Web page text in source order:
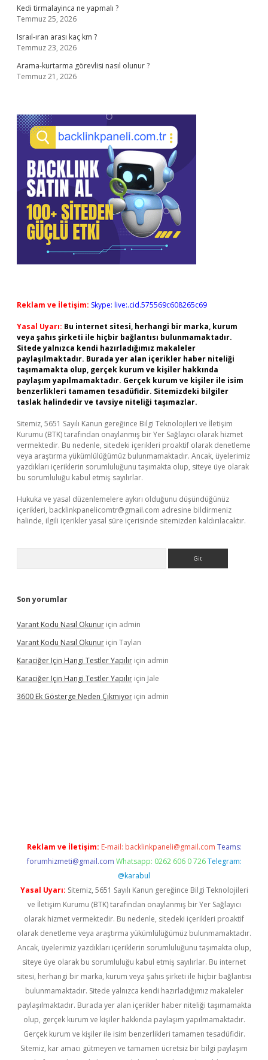
Kedi tirmalayinca ne yapmalı ?
Temmuz 25, 2026
Israıl-ıran arası kaç km ?
Temmuz 23, 2026
Arama-kurtarma görevlisi nasıl olunur ?
Temmuz 21, 2026
Reklam ve İletişim: Skype: live:.cid.575569c608265c69
Yasal Uyarı: Bu internet sitesi, herhangi bir marka, kurum
veya şahıs şirketi ile hiçbir bağlantısı bulunmamaktadır.
Sitede yalnızca kendi hazırladığımız makaleler
paylaşılmaktadır. Burada yer alan içerikler haber niteliği
taşımamakta olup, gerçek kurum ve kişiler hakkında
paylaşım yapılmamaktadır. Gerçek kurum ve kişiler ile isim
benzerlikleri tamamen tesadüfidir. Sitemizdeki bilgiler
taslak halindedir ve tavsiye niteliği taşımazlar.
Sitemiz, 5651 Sayılı Kanun gereğince Bilgi Teknolojileri ve İletişim
Kurumu (BTK) tarafından onaylanmış bir Yer Sağlayıcı olarak hizmet
vermektedir. Bu nedenle, sitedeki içerikleri proaktif olarak denetleme
veya araştırma yükümlülüğümüz bulunmamaktadır. Ancak, üyelerimiz
yazdıkları içeriklerin sorumluluğunu taşımakta olup, siteye üye olarak
bu sorumluluğu kabul etmiş sayılırlar.
Hukuka ve yasal düzenlemelere aykırı olduğunu düşündüğünüz
içerikleri, backlinkpanelicomtr@gmail.com adresine bildirmeniz
halinde, ilgili içerikler yasal süre içerisinde sitemizden kaldırılacaktır.
Son yorumlar
Varant Kodu Nasıl Okunur için admin
Varant Kodu Nasıl Okunur için Taylan
Karaciğer Için Hangi Testler Yapılır için admin
Karaciğer Için Hangi Testler Yapılır için Jale
3600 Ek Gösterge Neden Çıkmıyor için admin
Reklam ve İletişim: E-mail: backlinkpaneli@gmail.com Teams:
forumhizmeti@gmail.com Whatsapp: 0262 606 0 726 Telegram:
@karabul
Yasal Uyarı: Sitemiz, 5651 Sayılı Kanun gereğince Bilgi Teknolojileri
ve İletişim Kurumu (BTK) tarafından onaylanmış bir Yer Sağlayıcı
olarak hizmet vermektedir. Bu nedenle, sitedeki içerikleri proaktif
olarak denetleme veya araştırma yükümlülüğümüz bulunmamaktadır.
Ancak, üyelerimiz yazdıkları içeriklerin sorumluluğunu taşımakta olup,
siteye üye olarak bu sorumluluğu kabul etmiş sayılırlar. Bu internet
sitesi, herhangi bir marka, kurum veya şahıs şirketi ile hiçbir bağlantısı
bulunmamaktadır. Sitede yalnızca kendi hazırladığımız makaleler
paylaşılmaktadır. Burada yer alan içerikler haber niteliği taşımamakta
olup, gerçek kurum ve kişiler hakkında paylaşım yapılmamaktadır.
Gerçek kurum ve kişiler ile isim benzerlikleri tamamen tesadüfidir.
Sitemiz, kar amacı gütmeyen ve tamamen ücretsiz bir bilgi paylaşım